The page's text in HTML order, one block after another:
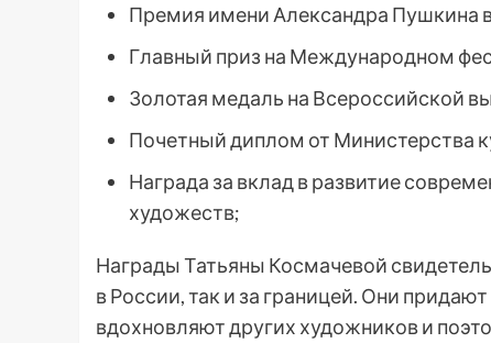
Премия имени Александра Пушкина
Главный приз на Международном
Золотая медаль на Всероссийской
Почетный диплом от Министерства
Награда за вклад в развитие
художеств;
Награды Татьяны Космачевой
в России, так и за границей. Они
вдохновляют других художников и